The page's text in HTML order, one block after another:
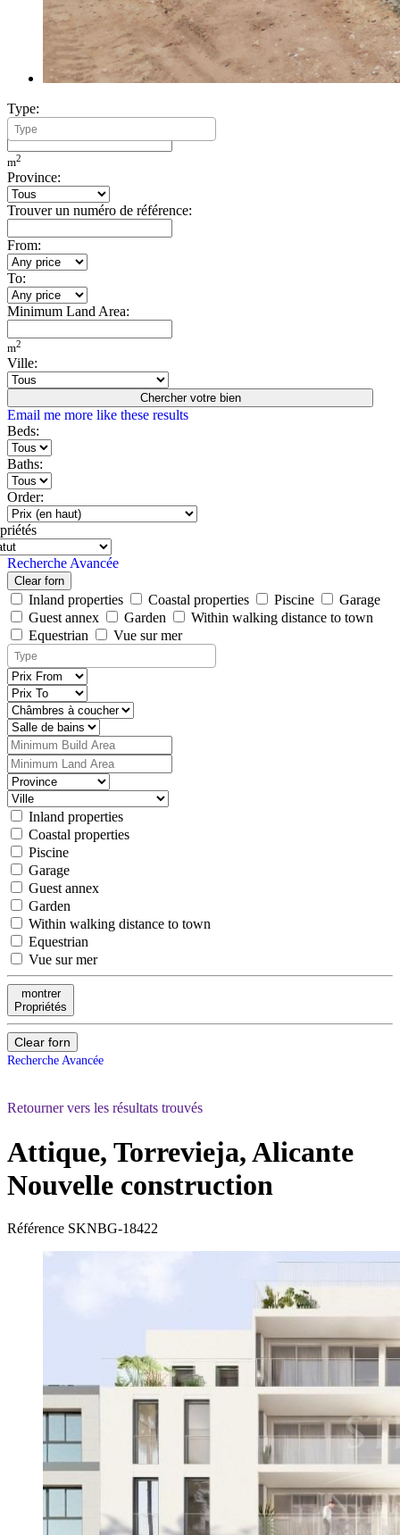
Type:
Minimum Build Area:
m2
Province:
Trouver un numéro de référence:
From:
To:
Minimum Land Area:
m2
Ville:
Chercher votre bien
Email me more like these results
Beds:
Baths:
Order:
Recherche Avancée
Clear forn
Inland properties Coastal properties Piscine
Garage
Guest annex
Garden
Within walking distance to town
Equestrian
Vue sur mer
Inland properties
Coastal properties
Piscine
Garage
Guest annex
Garden
Within walking distance to town
Equestrian
Vue sur mer
montrer
Propriétés
Clear forn
Recherche Avancée
Retourner vers les résultats trouvés
Attique, Torrevieja, Alicante
Nouvelle construction
Référence SKNBG-18422